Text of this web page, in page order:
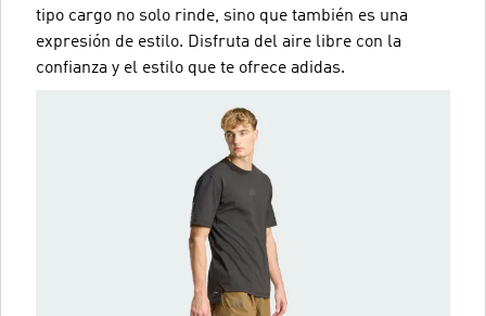
tipo cargo no solo rinde, sino que también es una
expresión de estilo. Disfruta del aire libre con la
confianza y el estilo que te ofrece adidas.